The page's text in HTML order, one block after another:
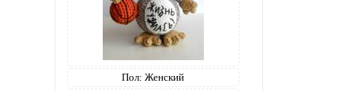
Пол: Женский